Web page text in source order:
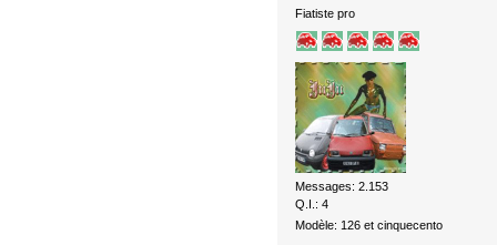
Fiatiste pro
Messages: 2.153
Q.I.: 4
Modèle: 126 et cinquecento